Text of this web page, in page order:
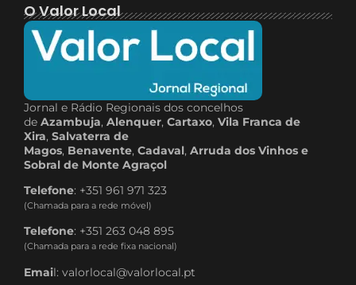
O Valor Local
Jornal e Rádio Regionais dos concelhos
de Azambuja, Alenquer, Cartaxo, Vila Franca de
Xira, Salvaterra de
Magos, Benavente, Cadaval, Arruda dos Vinhos e
Sobral de Monte Agraçol
Telefone: +351 961 971 323
(Chamada para a rede móvel)
Telefone: +351 263 048 895
(Chamada para a rede fixa nacional)
Email: valorlocal@valorlocal.pt